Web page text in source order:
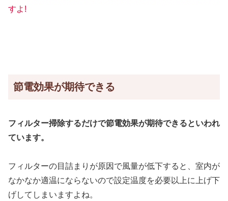
すよ!
節電効果が期待できる
フィルター掃除するだけで節電効果が期待できるといわれ
ています。
フィルターの目詰まりが原因で風量が低下すると、室内が
なかなか適温にならないので設定温度を必要以上に上げ下
げしてしまいますよね。